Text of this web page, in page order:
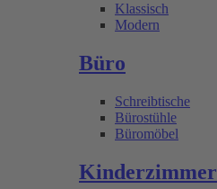
Klassisch
Modern
Büro
Schreibtische
Bürostühle
Büromöbel
Kinderzimmer